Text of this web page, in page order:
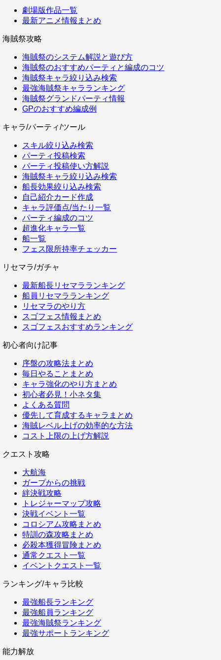
劇場版作品一覧
最新アニメ情報まとめ
海賊祭攻略
海賊祭のシステム解説と遊び方
海賊祭のおすすめパーティと編成のコツ
海賊祭キャラ絞り込み検索
最強海賊祭キャラランキング
海賊祭グランドパーティ情報
GPのおすすめ編成例
キャラ/パーティ/ツール
スキル絞り込み検索
パーティ投稿検索
パーティ投稿使い方解説
海賊祭キャラ絞り込み検索
船長効果絞り込み検索
自己紹介カード作成
キャラ評価点/当たり一覧
パーティ編成のコツ
超進化キャラ一覧
船一覧
フェス限所持率チェッカー
リセマラ/ガチャ
最新船長リセマラランキング
船員リセマラランキング
リセマラのやり方
スゴフェス情報まとめ
スゴフェスおすすめランキング
初心者向け記事
序盤の攻略法まとめ
毎日やることまとめ
キャラ強化のやり方まとめ
初心者必見！小ネタ集
よくある質問
優先して育成するキャラまとめ
海賊レベル上げの効率的な方法
コスト上限の上げ方解説
クエスト攻略
大航海
ガープからの挑戦
絆決戦攻略
トレジャーマップ攻略
決戦イベント一覧
コロシアム攻略まとめ
特訓の森攻略まとめ
必殺本獲得冒険まとめ
通常クエスト一覧
イベントクエスト一覧
ランキング/キャラ比較
最強船長ランキング
最強船員ランキング
最強海賊祭ランキング
最強サポートランキング
能力解放